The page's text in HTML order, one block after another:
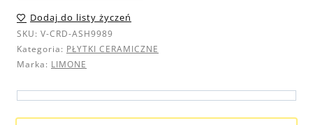
Dodaj do listy życzeń
SKU: V-CRD-ASH9989
Kategoria: PŁYTKI CERAMICZNE
Marka: LIMONE